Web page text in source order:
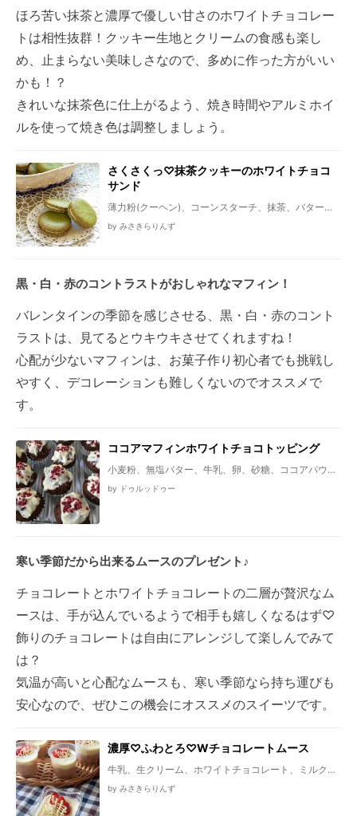
ほろ苦い抹茶と濃厚で優しい甘さのホワイトチョコレー
トは相性抜群！クッキー生地とクリームの食感も楽し
め、止まらない美味しさなので、多めに作った方がいい
かも！？
きれいな抹茶色に仕上がるよう、焼き時間やアルミホイ
ルを使って焼き色は調整しましょう。
さくさくっ♡抹茶クッキーのホワイトチョコ
サンド
薄力粉(クーヘン)、コーンスターチ、抹茶、バター、
by みさきらりんず
黒・白・赤のコントラストがおしゃれなマフィン！
バレンタインの季節を感じさせる、黒・白・赤のコント
ラストは、見てるとウキウキさせてくれますね！
心配が少ないマフィンは、お菓子作り初心者でも挑戦し
やすく、デコレーションも難しくないのでオススメで
す。
ココアマフィンホワイトチョコトッピング
小麦粉、無塩バター、牛乳、卵、砂糖、ココアパウダ
ライストロベリー
by ドゥルッドゥー
寒い季節だから出来るムースのプレゼント♪
チョコレートとホワイトチョコレートの二層が贅沢なム
ースは、手が込んでいるようで相手も嬉しくなるはず♡
飾りのチョコレートは自由にアレンジして楽しんでみて
は？
気温が高いと心配なムースも、寒い季節なら持ち運びも
安心なので、ぜひこの機会にオススメのスイーツです。
濃厚♡ふわとろ♡Wチョコレートムース
牛乳、生クリーム、ホワイトチョコレート、ミルクチ
by みさきらりんず